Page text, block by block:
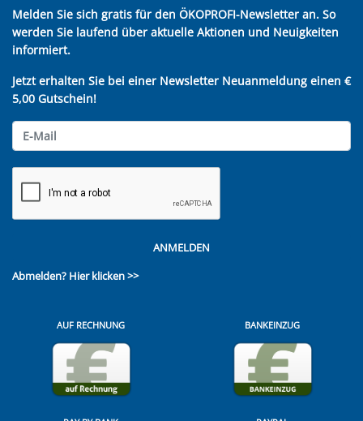
Melden Sie sich gratis für den ÖKOPROFI-Newsletter an. So
werden Sie laufend über aktuelle Aktionen und Neuigkeiten
informiert.
Jetzt erhalten Sie bei einer Newsletter Neuanmeldung einen €
5,00 Gutschein!
ANMELDEN
Abmelden? Hier klicken >>
AUF RECHNUNG BANKEINZUG